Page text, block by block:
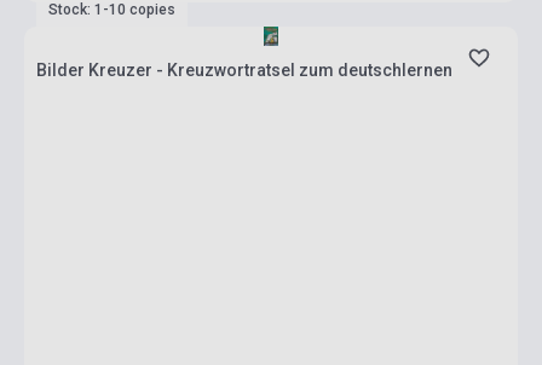
Stock: 1-10 copies
Bilder Kreuzer - Kreuzwortratsel zum deutschlernen